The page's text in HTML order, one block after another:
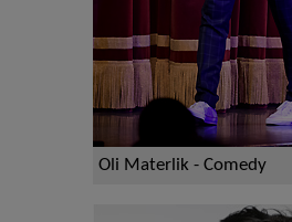
Oli Materlik - Comedy